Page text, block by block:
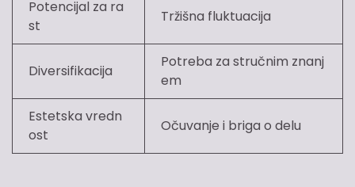
Potencijal za ra
st
Tržišna fluktuacija
Diversifikacija
Potreba za stručnim znanj
em
Estetska vredn
ost
Očuvanje i briga o delu